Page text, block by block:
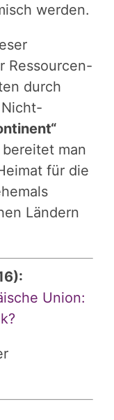
werden.
Ressourcen-
durch
man
für die
Ländern
Union: